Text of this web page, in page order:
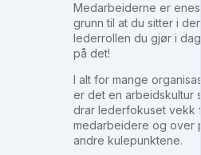
Medarbeiderne er
grunn til at du sitter i
lederrollen du gjør i
på det!
I alt for mange
er det en arbeidskultur
drar lederfokuset vekk
medarbeidere og over
andre kulepunktene.